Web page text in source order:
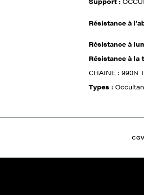
Résistance à
Résistance à
Résistance à la
CHAINE : 990N
Types :